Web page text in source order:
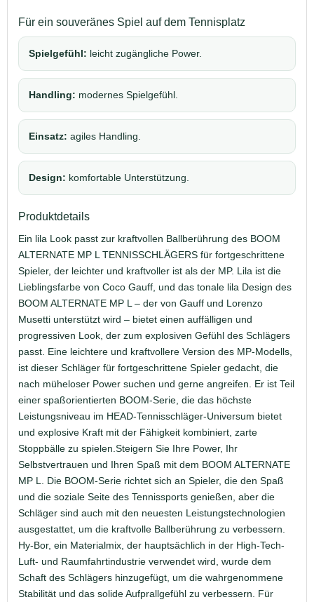
Für ein souveränes Spiel auf dem Tennisplatz
Spielgefühl: leicht zugängliche Power.
Handling: modernes Spielgefühl.
Einsatz: agiles Handling.
Design: komfortable Unterstützung.
Produktdetails
Ein lila Look passt zur kraftvollen Ballberührung des BOOM
ALTERNATE MP L TENNISSCHLÄGERS für fortgeschrittene
Spieler, der leichter und kraftvoller ist als der MP. Lila ist die
Lieblingsfarbe von Coco Gauff, und das tonale lila Design des
BOOM ALTERNATE MP L – der von Gauff und Lorenzo
Musetti unterstützt wird – bietet einen auffälligen und
progressiven Look, der zum explosiven Gefühl des Schlägers
passt. Eine leichtere und kraftvollere Version des MP-Modells,
ist dieser Schläger für fortgeschrittene Spieler gedacht, die
nach müheloser Power suchen und gerne angreifen. Er ist Teil
einer spaßorientierten BOOM-Serie, die das höchste
Leistungsniveau im HEAD-Tennisschläger-Universum bietet
und explosive Kraft mit der Fähigkeit kombiniert, zarte
Stoppbälle zu spielen.Steigern Sie Ihre Power, Ihr
Selbstvertrauen und Ihren Spaß mit dem BOOM ALTERNATE
MP L. Die BOOM-Serie richtet sich an Spieler, die den Spaß
und die soziale Seite des Tennissports genießen, aber die
Schläger sind auch mit den neuesten Leistungstechnologien
ausgestattet, um die kraftvolle Ballberührung zu verbessern.
Hy-Bor, ein Materialmix, der hauptsächlich in der High-Tech-
Luft- und Raumfahrtindustrie verwendet wird, wurde dem
Schaft des Schlägers hinzugefügt, um die wahrgenommene
Stabilität und das solide Aufprallgefühl zu verbessern. Für